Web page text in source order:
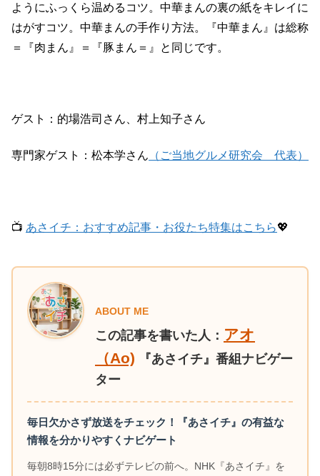
ようにふっくら温めるコツ。中華まんの裏の紙をキレイに
はがすコツ。中華まんの手作り方法。『中華まん』は総称
＝『肉まん』＝『豚まん＝』と同じです。
ゲスト：的場浩司さん、村上知子さん
専門家ゲスト：松本学さん （ご当地グルメ研究会 代表）
📺 あさイチ：おすすめ記事・お役たち特集はこちら💖
ABOUT ME
この記事を書いた人： アオ
（Ao) 『あさイチ』番組ナビゲー
ター
毎日欠かさず放送をチェック！『あさイチ』の有益な
情報を分かりやすくナビゲート
毎朝8時15分には必ずテレビの前へ。NHK『あさイチ』を